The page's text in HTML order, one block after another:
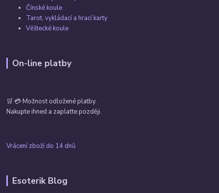
Čínské koule
Tarot, vykládací a hrací karty
Věštecké koule
On-line platby
🛒 💳 Možnost odložené platby.
Nakupte ihned a zaplaťte později.
Vrácení zboží do 14 dnů
Esoterik Blog